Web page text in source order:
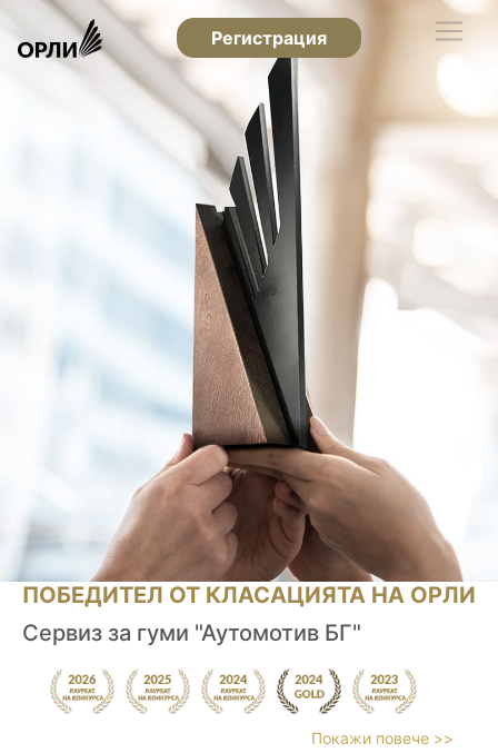
Регистрация
ПОБЕДИТЕЛ ОТ КЛАСАЦИЯТА НА ОРЛИ
Сервиз за гуми "Аутомотив БГ"
Покажи повече >>